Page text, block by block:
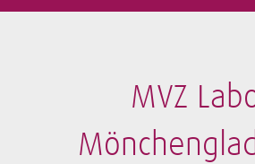
MVZ